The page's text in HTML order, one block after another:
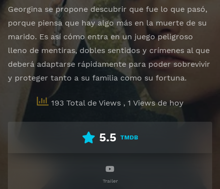
Georgina se propone descubrir que fue lo que pasó,
porque piensa que hay algo más en la muerte de su
marido. Es así cómo entra en un juego peligroso
lleno de mentiras, dobles sentidos y crímenes al que
deberá adaptarse rápidamente para poder sobrevivir
y proteger tanto a su familia como su fortuna.
193 Total de Views , 1 Views de hoy
5.5 TMDB
Trailer